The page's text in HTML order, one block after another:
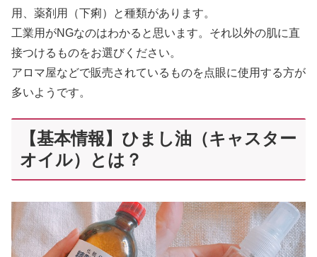
用、薬剤用（下痢）と種類があります。
工業用がNGなのはわかると思います。それ以外の肌に直
接つけるものをお選びください。
アロマ屋などで販売されているものを点眼に使用する方が
多いようです。
【基本情報】ひまし油（キャスター
オイル）とは？